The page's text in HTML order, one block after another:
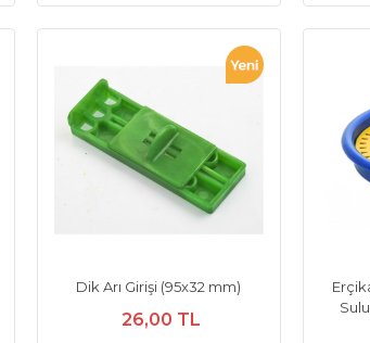
Dik Arı Girişi (95x32 mm)
26,00 TL